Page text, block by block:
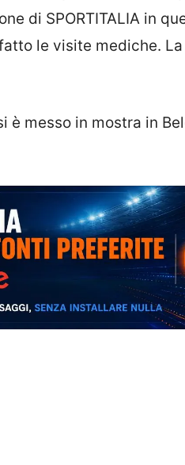
di SPORTITALIA in
le visite mediche.
è messo in mostra in